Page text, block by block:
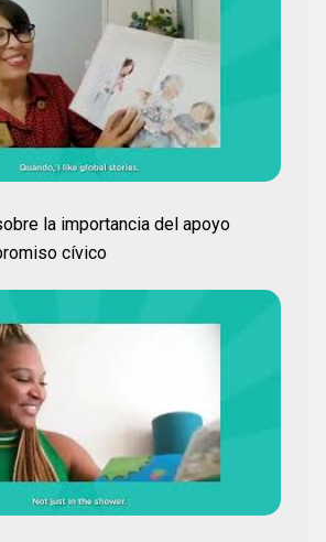
la importancia del apoyo
cívico